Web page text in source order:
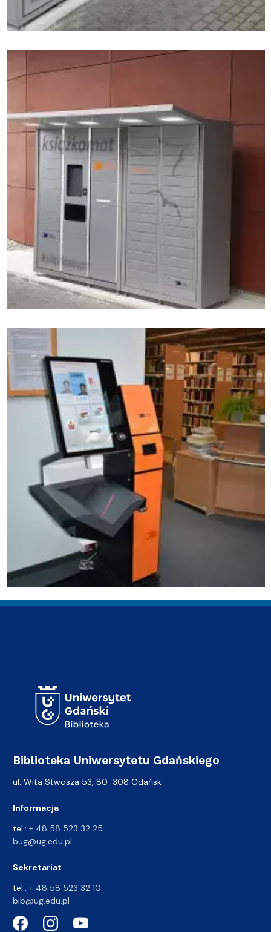
Biblioteka Uniwersytetu Gdańskiego
ul. Wita Stwosza 53, 80-308 Gdańsk
Informacja
tel.: + 48 58 523 32 25
bug@ug.edu.pl
Sekretariat
tel.: + 48 58 523 32 10
bib@ug.edu.pl